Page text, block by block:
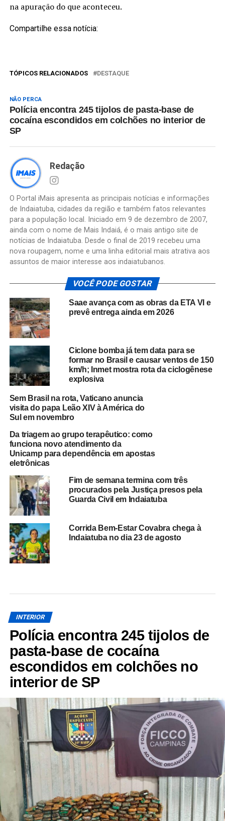
na apuração do que aconteceu.
Compartilhe essa notícia:
TÓPICOS RELACIONADOS DESTAQUE
NÃO PERCA
Polícia encontra 245 tijolos de pasta-base de
cocaína escondidos em colchões no interior de
SP
Redação
O Portal iMais apresenta as principais notícias e informações
de Indaiatuba, cidades da região e também fatos relevantes
para a população local. Iniciado em 9 de dezembro de 2007,
ainda com o nome de Mais Indaiá, é o mais antigo site de
notícias de Indaiatuba. Desde o final de 2019 recebeu uma
nova roupagem, nome e uma linha editorial mais atrativa aos
assuntos de maior interesse aos indaiatubanos.
VOCÊ PODE GOSTAR
Saae avança com as obras da ETA VI e
prevê entrega ainda em 2026
Ciclone bomba já tem data para se
formar no Brasil e causar ventos de 150
km/h; Inmet mostra rota da ciclogênese
explosiva
Sem Brasil na rota, Vaticano anuncia
visita do papa Leão XIV à América do
Sul em novembro
Da triagem ao grupo terapêutico: como
funciona novo atendimento da
Unicamp para dependência em apostas
eletrônicas
Fim de semana termina com três
procurados pela Justiça presos pela
Guarda Civil em Indaiatuba
Corrida Bem-Estar Covabra chega à
Indaiatuba no dia 23 de agosto
INTERIOR
Polícia encontra 245 tijolos de
pasta-base de cocaína
escondidos em colchões no
interior de SP